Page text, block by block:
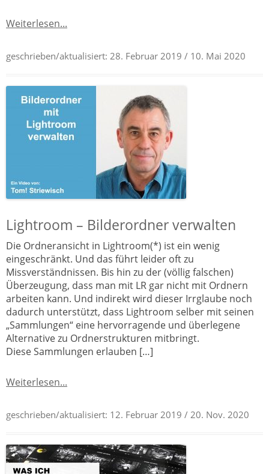
Weiterlesen...
geschrieben/aktualisiert: 28. Februar 2019 / 10. Mai 2020
Lightroom – Bilderordner verwalten
Die Ordneransicht in Lightroom(*) ist ein wenig
eingeschränkt. Und das führt leider oft zu
Missverständnissen. Bis hin zu der (völlig falschen)
Überzeugung, dass man mit LR gar nicht mit Ordnern
arbeiten kann. Und indirekt wird dieser Irrglaube noch
dadurch unterstützt, dass Lightroom selber mit seinen
„Sammlungen“ eine hervorragende und überlegene
Alternative zu Ordnerstrukturen mitbringt.
Diese Sammlungen erlauben […]
Weiterlesen...
geschrieben/aktualisiert: 12. Februar 2019 / 20. Nov. 2020